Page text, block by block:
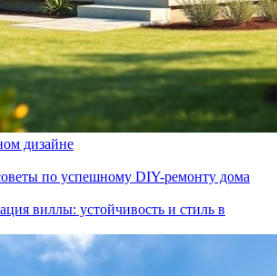
дизайне
по успешному DIY-ремонту дома
виллы: устойчивость и стиль в